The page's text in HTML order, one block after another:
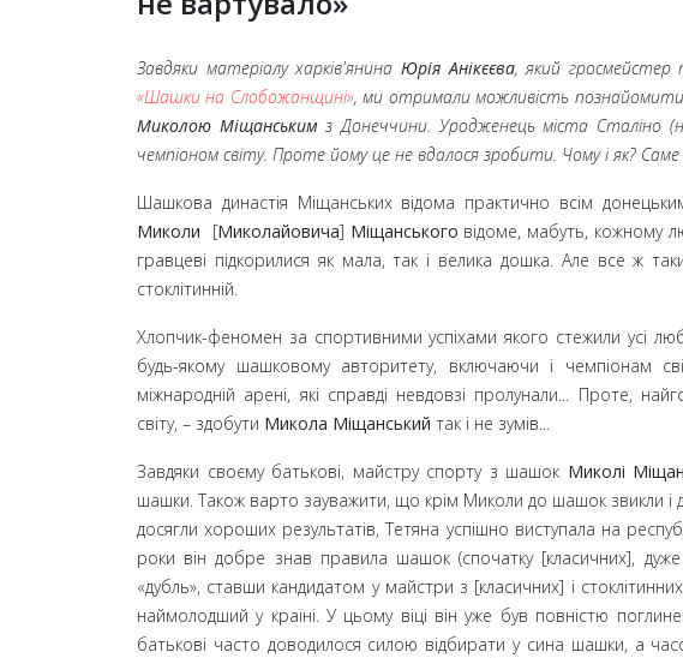
Завдяки матеріалу харків'янина Юрія Анікєєва, який гросмейстер
«Шашки на Слобожанщині», ми отримали можливість
Миколою Міщанськимз Донеччини. Уродженець міста Сталіно
чемпіоном світу. Проте йому це не вдалося зробити. Чому і як?
Шашкова династія Міщанських відома практично всім
Миколи [Миколайовича] Міщанського відоме, мабуть, кожному
гравцеві підкорилися як мала, так і велика дошка. Але все ж
стоклітинній.
Хлопчик-феномен за спортивними успіхами якого стежили усі
будь-якому шашковому авторитету, включаючи і чемпіонам
міжнародній арені, які справді невдовзі пролунали... Проте,
світу, – здобути Микола Міщанський так і не зумів...
Завдяки своєму батькові, майстру спорту з шашок Миколі
шашки. Також варто зауважити, що крім Миколи до шашок звикли і
досягли хороших результатів, Тетяна успішно виступала на
роки він добре знав правила шашок (спочатку [класичних],
«дубль», ставши кандидатом у майстри з [класичних] і
наймолодший у країні. У цьому віці він уже був повністю
батькові часто доводилося силою відбирати у сина шашки, а